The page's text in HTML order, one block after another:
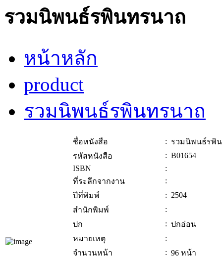
รวมนิพนธ์รพินทรนาถ
หน้าหลัก
product
รวมนิพนธ์รพินทรนาถ
ชื่อหนังสือ : รวมนิพนธ์รพิ
รหัสหนังสือ
: B01654
ISBN
:
ที่ระลึกจากงาน
:
ปีที่พิมพ์
: 2504
สำนักพิมพ์
:
ปก
: ปกอ่อน
หมายเหตุ
:
จำนวนหน้า
: 96 หน้า